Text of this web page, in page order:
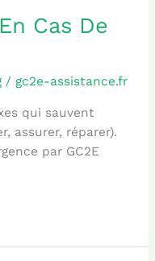
Cas De
/ gc2e-assistance.fr
qui sauvent
assurer, réparer).
par GC2E